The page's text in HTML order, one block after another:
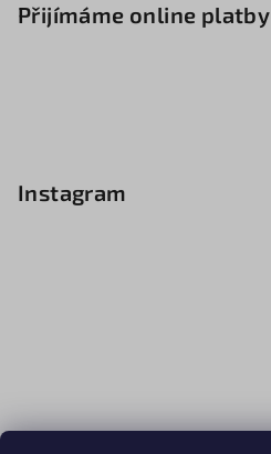
Přijímáme online platby
Instagram